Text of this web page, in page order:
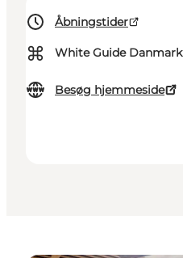
Åbningstider
⌘ White Guide Danmark
Besøg hjemmeside